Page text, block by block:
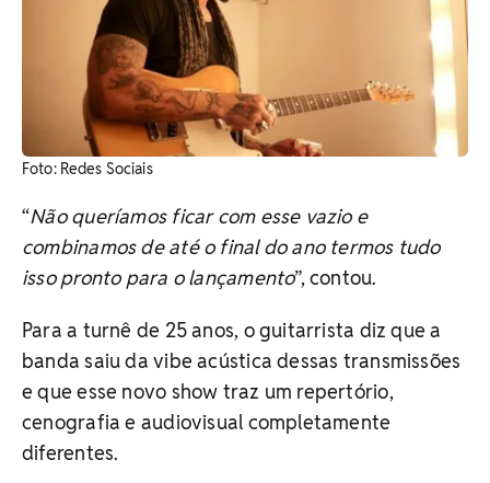
Foto: Redes Sociais
“Não queríamos ficar com esse vazio e
combinamos de até o final do ano termos tudo
isso pronto para o lançamento”, contou.
Para a turnê de 25 anos, o guitarrista diz que a
banda saiu da vibe acústica dessas transmissões
e que esse novo show traz um repertório,
cenografia e audiovisual completamente
diferentes.